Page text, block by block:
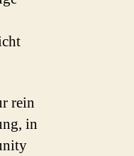
rein
in